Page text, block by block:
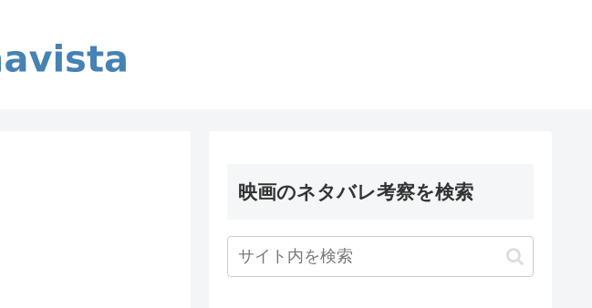
映画のネタバレ考察を検索